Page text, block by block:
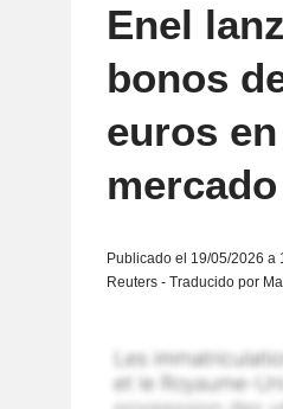
Enel
bonos
euros
Publicado el 19/05/2026 a
Reuters - Traducido por